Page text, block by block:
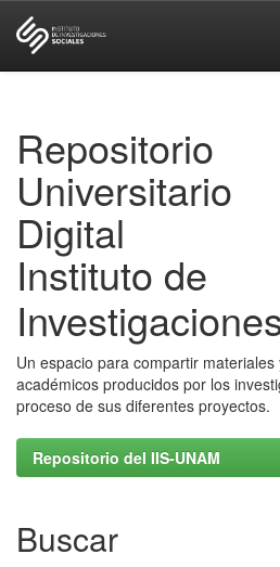
Repositorio
Universitario
Digital
Instituto de
Un espacio para compartir
académicos producidos por los
proceso de sus diferentes proyectos.
Repositorio del IIS-UNAM
Buscar